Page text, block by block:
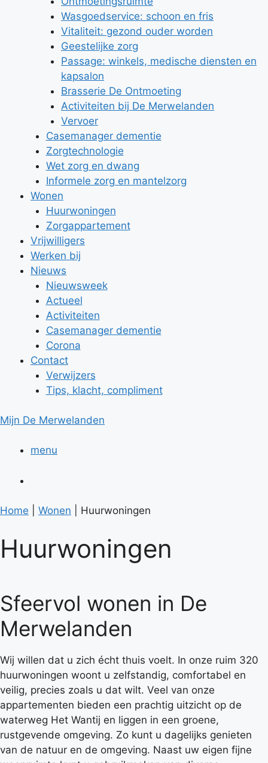
Wasgoedservice: schoon en fris
Vitaliteit: gezond ouder worden
Geestelijke zorg
Passage: winkels, medische diensten en
kapsalon
Brasserie De Ontmoeting
Activiteiten bij De Merwelanden
Vervoer
Casemanager dementie
Zorgtechnologie
Wet zorg en dwang
Informele zorg en mantelzorg
Wonen
Huurwoningen
Zorgappartement
Vrijwilligers
Werken bij
Nieuws
Nieuwsweek
Actueel
Activiteiten
Casemanager dementie
Corona
Contact
Verwijzers
Tips, klacht, compliment
Mijn De Merwelanden
menu
Home Wonen Huurwoningen
Huurwoningen
Sfeervol wonen in De
Merwelanden
Wij willen dat u zich écht thuis voelt. In onze ruim 320
huurwoningen woont u zelfstandig, comfortabel en
veilig, precies zoals u dat wilt. Veel van onze
appartementen bieden een prachtig uitzicht op de
waterweg Het Wantij en liggen in een groene,
rustgevende omgeving. Zo kunt u dagelijks genieten
van de natuur en de omgeving. Naast uw eigen fijne